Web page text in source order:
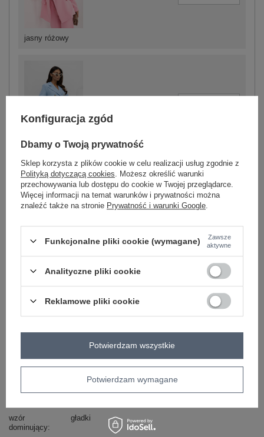
jasny różowy
jasny niebieski
Zobacz wszystkie kolory (+1)
Zadzwoń+48 601 547 740
sposób prania : pranie w pralce w 30°C
Kod produktu
MI-KMPL-A54256.16P
ITALY MODA
wzór
dominujący
gładki
Konfiguracja zgód
Dbamy o Twoją prywatność
Sklep korzysta z plików cookie w celu realizacji usług zgodnie z
Polityką dotyczącą cookies . Możesz określić warunki
przechowywania lub dostępu do cookie w Twojej przeglądarce.
Więcej informacji na temat warunków i prywatności można
znaleźć także na stronie Prywatność i warunki Google
Funkcjonalne pliki cookie (wymagane)
Zawsze
aktywne
Analityczne pliki cookie
Reklamowe pliki cookie
Potwierdzam wymagane
Potwierdzam wszystkie